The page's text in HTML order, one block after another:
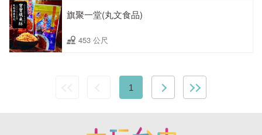
旗聚一堂(丸文食品)
453 公尺
1